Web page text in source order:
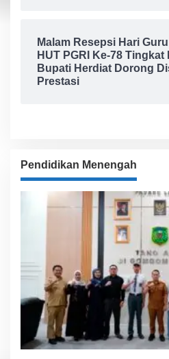
Malam Resepsi Hari
HUT PGRI Ke-78
Bupati Herdiat Dorong
Prestasi
Pendidikan Menengah